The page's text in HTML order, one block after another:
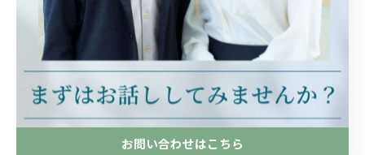
のが埼玉県蕨市の結婚相談所の特徴です。
女性の納得婚活とすぐ決まる人の違いを知ろう
「すぐ決まる人」と「納得婚活」を目指す女性の違い
は、婚活のゴール設定やペースに表れます。すぐ決まる
人は短期間での成婚を目指し、効率的に活動する傾向が
お問い合わせはこちら